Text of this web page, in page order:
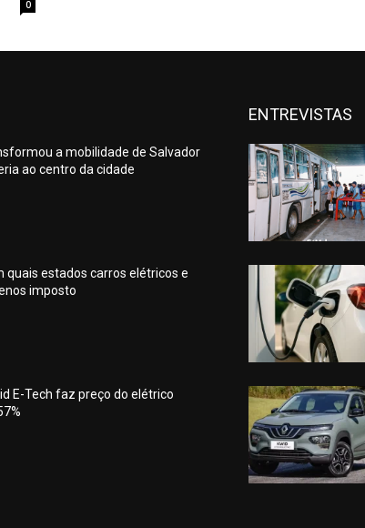
0
a mobilidade de Salvador
ao centro da cidade
quais estados carros elétricos e
imposto
E-Tech faz preço do elétrico
ENTREVISTAS